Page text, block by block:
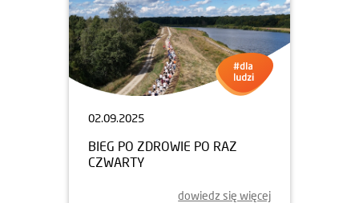
02.09.2025
BIEG PO ZDROWIE PO RAZ
CZWARTY
dowiedz się więcej